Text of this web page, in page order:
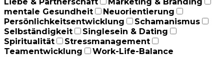
mentale Gesundheit
Neuorientierung
Persönlichkeitsentwicklung
Schamanismus
Selbständigkeit
Singlesein & Dating
Spiritualität
Stressmanagement
Teamentwicklung
Work-Life-Balance